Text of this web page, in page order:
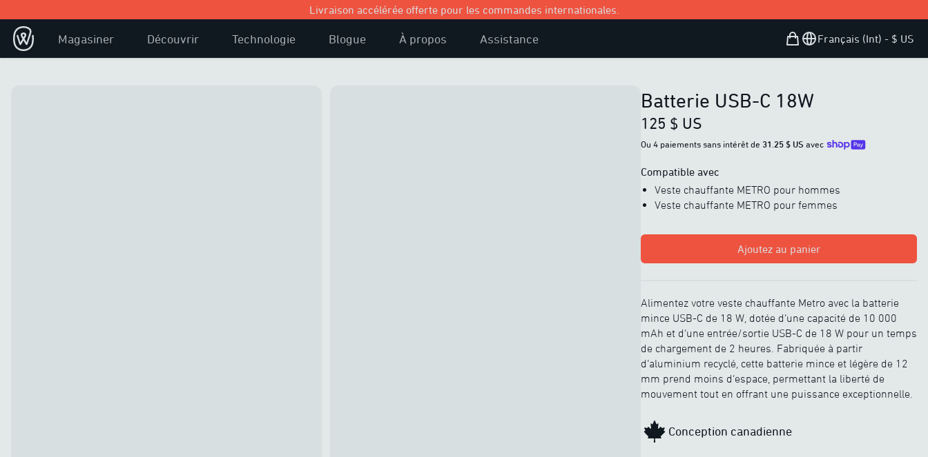
Livraison accélérée offerte pour les commandes internationales.
Magasiner Découvrir Technologie Blogue À propos Assistance Panier d’achat
Open user menu
Français (Int) - $ US
Batterie USB-C 18W
125 $ US
Ou 4 paiements sans intérêt de 31.25 $ US avec
Compatible avec
Veste chauffante METRO pour hommes
Veste chauffante METRO pour femmes
Ajoutez au panier
Alimentez votre veste chauffante Metro avec la batterie
mince USB-C de 18 W, dotée d’une capacité de 10 000
mAh et d’une entrée/sortie USB-C de 18 W pour un temps
de chargement de 2 heures. Fabriquée à partir
d’aluminium recyclé, cette batterie mince et légère de 12
mm prend moins d’espace, permettant la liberté de
mouvement tout en offrant une puissance exceptionnelle.
Conception canadienne